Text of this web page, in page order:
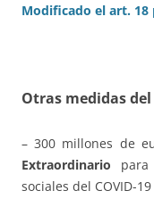
Modificado el art. 18
Otras medidas
– 300 millones de
Extraordinario para
sociales del COVID-